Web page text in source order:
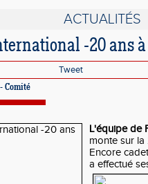
ACTUALITÉS
-20 ans
Tweet
Comité
L'équipe de
monte sur
Encore
a effectué